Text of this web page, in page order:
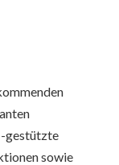
gestützte
sowie